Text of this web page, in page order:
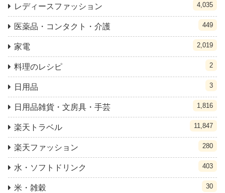
レディースファッション 4,035
医薬品・コンタクト・介護 449
家電 2,019
料理のレシピ 2
日用品 3
日用品雑貨・文房具・手芸 1,816
楽天トラベル 11,847
楽天ファッション 280
水・ソフトドリンク 403
米・雑穀 30